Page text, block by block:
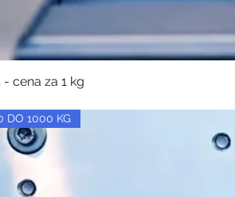
cena za 1 kg
DO 1000 KG